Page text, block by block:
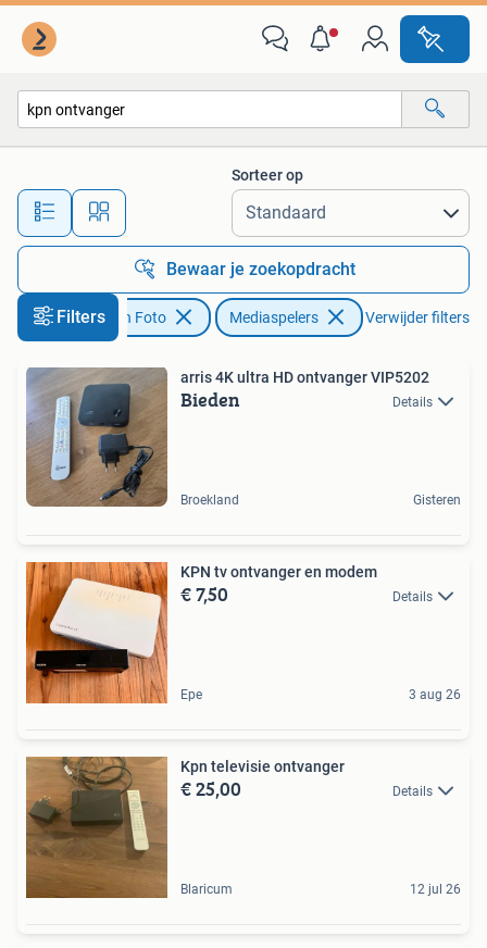
Alle afstanden…
Sorteer op
Bewaar je zoekopdracht
Filters
Audio, Tv en Foto Mediaspelers Verwijder filters
arris 4K ultra HD ontvanger VIP5202
Bieden Details
Broekland Gisteren
KPN tv ontvanger en modem
€ 7,50 Details
Epe 3 aug 26
Kpn televisie ontvanger
€ 25,00 Details
Blaricum 12 jul 26